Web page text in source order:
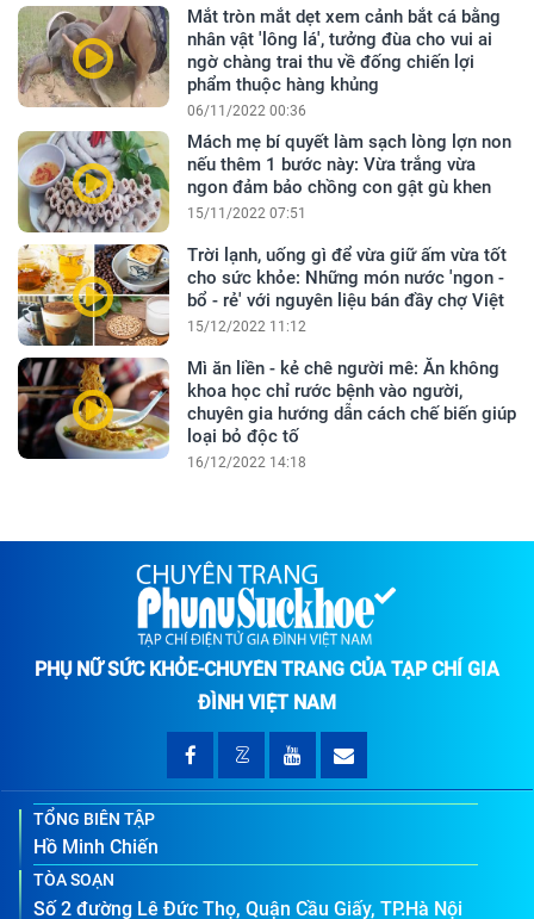
Mắt tròn mắt dẹt xem cảnh bắt cá bằng
nhân vật 'lông lá', tưởng đùa cho vui ai
ngờ chàng trai thu về đống chiến lợi
phẩm thuộc hàng khủng
06/11/2022 00:36
Mách mẹ bí quyết làm sạch lòng lợn non
nếu thêm 1 bước này: Vừa trắng vừa
ngon đảm bảo chồng con gật gù khen
15/11/2022 07:51
Trời lạnh, uống gì để vừa giữ ấm vừa tốt
cho sức khỏe: Những món nước 'ngon -
bổ - rẻ' với nguyên liệu bán đầy chợ Việt
15/12/2022 11:12
Mì ăn liền - kẻ chê người mê: Ăn không
khoa học chỉ rước bệnh vào người,
chuyên gia hướng dẫn cách chế biến giúp
loại bỏ độc tố
16/12/2022 14:18
PHỤ NỮ SỨC KHỎE-CHUYÊN TRANG CỦA TẠP CHÍ GIA
ĐÌNH VIỆT NAM
TỔNG BIÊN TẬP
Hồ Minh Chiến
TÒA SOẠN
Số 2 đường Lê Đức Thọ, Quận Cầu Giấy, TP.Hà Nội